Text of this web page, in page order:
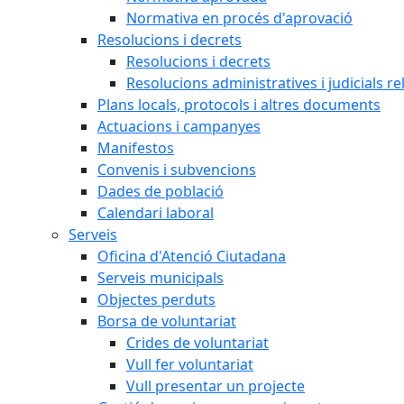
Normativa en procés d'aprovació
Resolucions i decrets
Resolucions i decrets
Resolucions administratives i judicials
Plans locals, protocols i altres documents
Actuacions i campanyes
Manifestos
Convenis i subvencions
Dades de població
Calendari laboral
Serveis
Oficina d'Atenció Ciutadana
Serveis municipals
Objectes perduts
Borsa de voluntariat
Crides de voluntariat
Vull fer voluntariat
Vull presentar un projecte